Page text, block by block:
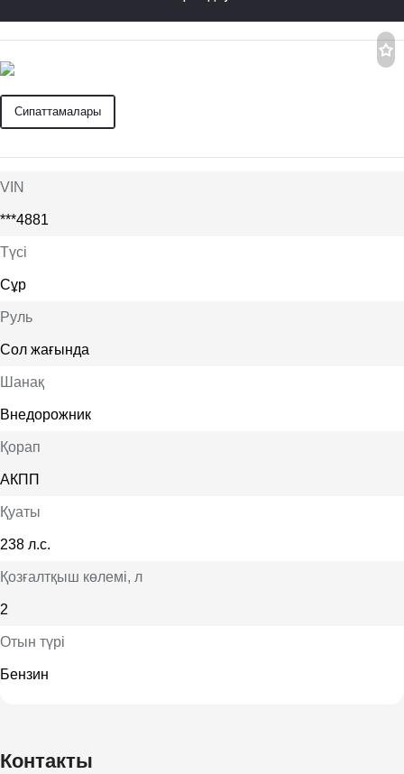
Сипаттамалары
VIN
***4881
Түсі
Сұр
Руль
Сол жағында
Шанақ
Внедорожник
Қорап
АКПП
Қуаты
238 л.с.
Қозғалтқыш көлемі, л
2
Отын түрі
Бензин
Контакты